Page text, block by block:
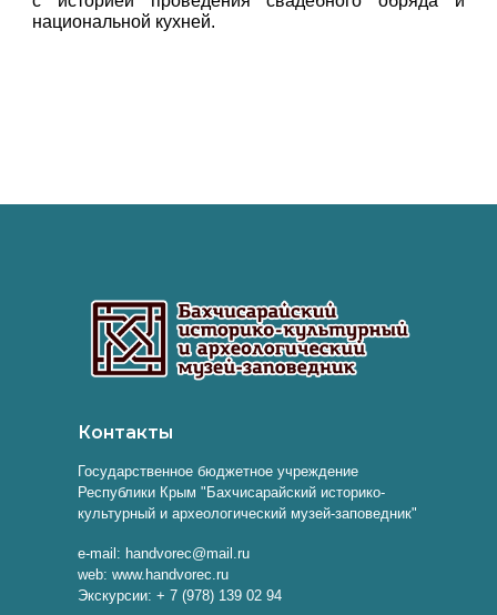
национальной кухней.
Контакты
Государственное бюджетное учреждение
Республики Крым "Бахчисарайский историко-
культурный и археологический музей-заповедник"
e-mail: handvorec@mail.ru
web: www.handvorec.ru
Экскурсии: + 7 (978) 139 02 94